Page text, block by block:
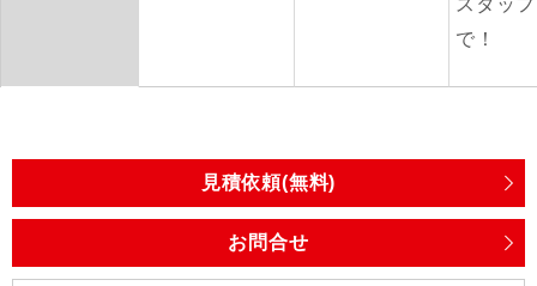
スタッ
で！
見積依頼(無料)
お問合せ